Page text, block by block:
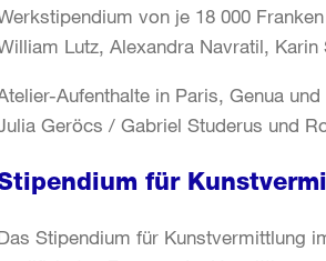
von je 18 000
Lutz, Alexandra Navratil,
Aufenthalte in Paris, Genua
Geröcs / Gabriel Studerus und
für
Stipendium für Kunstvermittlung